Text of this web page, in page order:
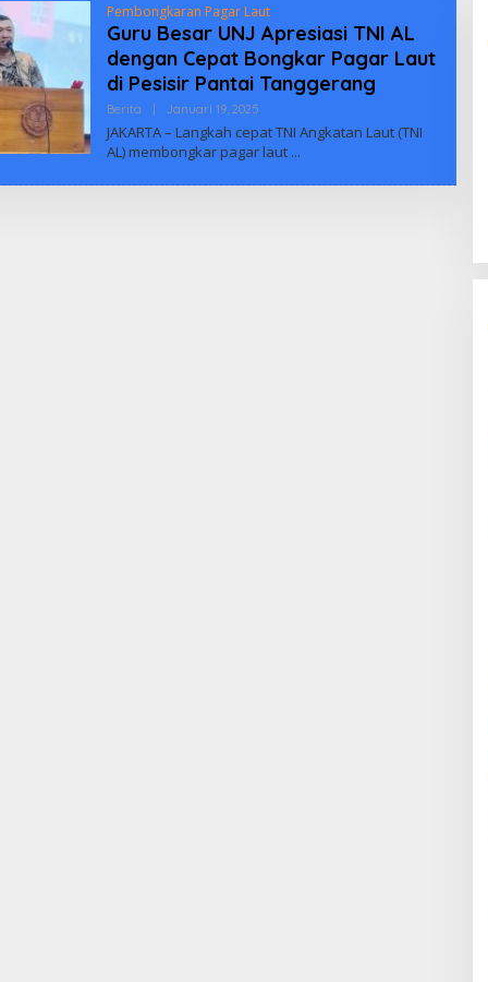
Pembongkaran Pagar Laut
Guru Besar UNJ Apresiasi TNI AL
dengan Cepat Bongkar Pagar Laut
di Pesisir Pantai Tanggerang
Berita Januari 19, 2025Oleh
Indonesia
JAKARTA – Langkah cepat TNI Angkatan Laut (TNI
AL) membongkar pagar laut